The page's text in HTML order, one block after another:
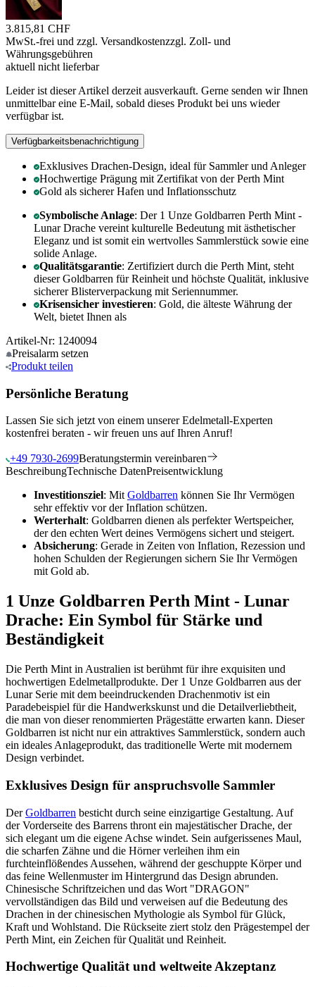
3.815,81 CHF
MwSt.-frei und zzgl. Versandkostenzzgl. Zoll- und
Währungsgebühren
aktuell nicht lieferbar
Leider ist dieser Artikel derzeit ausverkauft. Gerne senden wir Ihnen
unmittelbar eine E-Mail, sobald dieses Produkt bei uns wieder
verfügbar ist.
Verfügbarkeitsbenachrichtigung
Exklusives Drachen-Design, ideal für Sammler und Anleger
Hochwertige Prägung mit Zertifikat von der Perth Mint
Gold als sicherer Hafen und Inflationsschutz
Symbolische Anlage: Der 1 Unze Goldbarren Perth Mint -
Lunar Drache vereint kulturelle Bedeutung mit ästhetischer
Eleganz und ist somit ein wertvolles Sammlerstück sowie eine
solide Anlage.
Qualitätsgarantie: Zertifiziert durch die Perth Mint, steht
dieser Goldbarren für Reinheit und höchste Qualität, inklusive
sicherer Blisterverpackung mit Seriennummer.
Krisensicher investieren: Gold, die älteste Währung der
Welt, bietet Ihnen als
Artikel-Nr: 1240094
Preisalarm setzen
Produkt teilen
Persönliche Beratung
Lassen Sie sich jetzt von einem unserer Edelmetall-Experten
kostenfrei beraten - wir freuen uns auf Ihren Anruf!
+49 7930-2699Beratungstermin vereinbaren
BeschreibungTechnische DatenPreisentwicklung
Investitionsziel: MitGoldbarren können Sie Ihr Vermögen
sehr effektiv vor der Inflation schützen.
Werterhalt: Goldbarren dienen als perfekter Wertspeicher,
der den echten Wert deines Vermögens sichert und steigert.
Absicherung: Gerade in Zeiten von Inflation, Rezession und
hohen Schulden der Regierungen sichern Sie Ihr Vermögen
mit Gold ab.
1 Unze Goldbarren Perth Mint - Lunar
Drache: Ein Symbol für Stärke und
Beständigkeit
Die Perth Mint in Australien ist berühmt für ihre exquisiten und
hochwertigen Edelmetallprodukte. Der 1 Unze Goldbarren aus der
Lunar Serie mit dem beeindruckenden Drachenmotiv ist ein
Paradebeispiel für die Handwerkskunst und die Detailverliebtheit,
die man von dieser renommierten Prägestätte erwarten kann. Dieser
Goldbarren ist nicht nur ein attraktives Sammlerstück, sondern auch
ein ideales Anlageprodukt, das traditionelle Werte mit modernem
Design verbindet.
Exklusives Design für anspruchsvolle Sammler
DerGoldbarren besticht durch seine einzigartige Gestaltung. Auf
der Vorderseite des Barrens thront ein majestätischer Drache, der
sich elegant um die eigene Achse windet. Sein aufgerissenes Maul,
die scharfen Zähne und die Hörner verleihen ihm ein
furchteinflößendes Aussehen, während der geschuppte Körper und
das feine Wellenmuster im Hintergrund das Design abrunden.
Chinesische Schriftzeichen und das Wort "DRAGON"
vervollständigen das Bild und verweisen auf die Bedeutung des
Drachen in der chinesischen Mythologie als Symbol für Glück,
Kraft und Wohlstand. Die Rückseite ziert stolz den Prägestempel der
Perth Mint, ein Zeichen für Qualität und Reinheit.
Hochwertige Qualität und weltweite Akzeptanz